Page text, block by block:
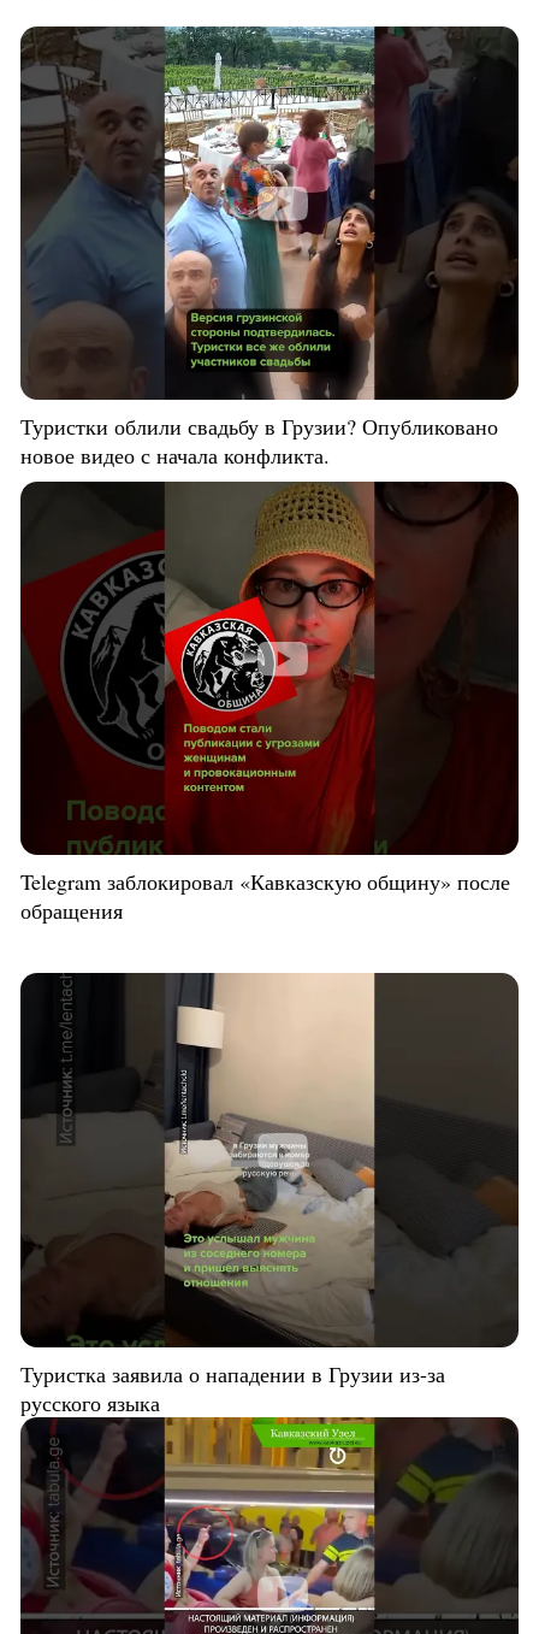
Туристки облили свадьбу в Грузии? Опубликовано
новое видео с начала конфликта.
Telegram заблокировал «Кавказскую общину» после
обращения
Туристка заявила о нападении в Грузии из-за
русского языка